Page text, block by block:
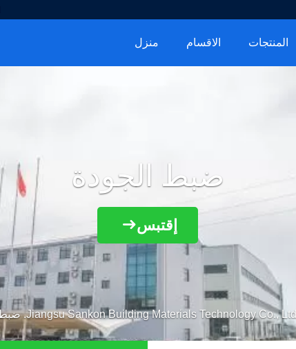
منزل الاقسام المنتجات
ضبط الجودة
إقتبس
Jiangsu Sankon Building Materials Technology Co., Ltd. ضبط الجودة